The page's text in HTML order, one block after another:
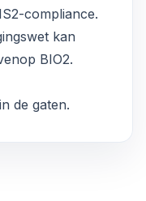
compliance.
kan
BIO2.
in de gaten.